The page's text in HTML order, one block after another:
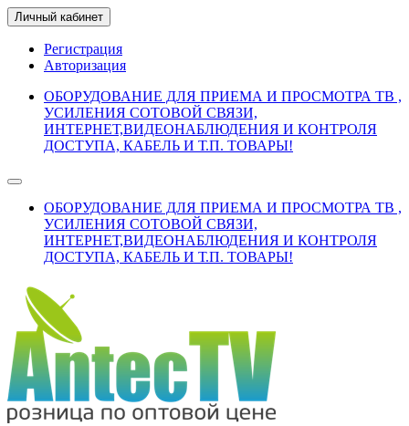
Личный кабинет
Регистрация
Авторизация
ОБОРУДОВАНИЕ ДЛЯ ПРИЕМА И ПРОСМОТРА ТВ ,
УСИЛЕНИЯ СОТОВОЙ СВЯЗИ,
ИНТЕРНЕТ,ВИДЕОНАБЛЮДЕНИЯ И КОНТРОЛЯ
ДОСТУПА, КАБЕЛЬ И Т.П. ТОВАРЫ!
ОБОРУДОВАНИЕ ДЛЯ ПРИЕМА И ПРОСМОТРА ТВ ,
УСИЛЕНИЯ СОТОВОЙ СВЯЗИ,
ИНТЕРНЕТ,ВИДЕОНАБЛЮДЕНИЯ И КОНТРОЛЯ
ДОСТУПА, КАБЕЛЬ И Т.П. ТОВАРЫ!